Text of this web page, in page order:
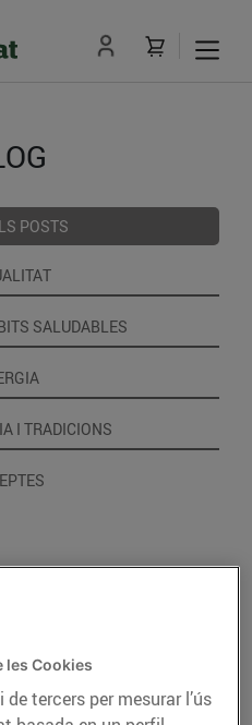
POSTS
SALUDABLES
I TRADICIONS
les Cookies
tercers per mesurar l’ús